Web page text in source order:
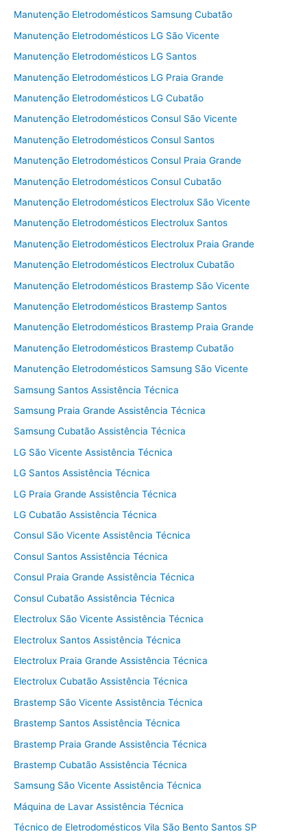
Manutenção Eletrodomésticos Samsung Cubatão
Manutenção Eletrodomésticos LG São Vicente
Manutenção Eletrodomésticos LG Santos
Manutenção Eletrodomésticos LG Praia Grande
Manutenção Eletrodomésticos LG Cubatão
Manutenção Eletrodomésticos Consul São Vicente
Manutenção Eletrodomésticos Consul Santos
Manutenção Eletrodomésticos Consul Praia Grande
Manutenção Eletrodomésticos Consul Cubatão
Manutenção Eletrodomésticos Electrolux São Vicente
Manutenção Eletrodomésticos Electrolux Santos
Manutenção Eletrodomésticos Electrolux Praia Grande
Manutenção Eletrodomésticos Electrolux Cubatão
Manutenção Eletrodomésticos Brastemp São Vicente
Manutenção Eletrodomésticos Brastemp Santos
Manutenção Eletrodomésticos Brastemp Praia Grande
Manutenção Eletrodomésticos Brastemp Cubatão
Manutenção Eletrodomésticos Samsung São Vicente
Samsung Santos Assistência Técnica
Samsung Praia Grande Assistência Técnica
Samsung Cubatão Assistência Técnica
LG São Vicente Assistência Técnica
LG Santos Assistência Técnica
LG Praia Grande Assistência Técnica
LG Cubatão Assistência Técnica
Consul São Vicente Assistência Técnica
Consul Santos Assistência Técnica
Consul Praia Grande Assistência Técnica
Consul Cubatão Assistência Técnica
Electrolux São Vicente Assistência Técnica
Electrolux Santos Assistência Técnica
Electrolux Praia Grande Assistência Técnica
Electrolux Cubatão Assistência Técnica
Brastemp São Vicente Assistência Técnica
Brastemp Santos Assistência Técnica
Brastemp Praia Grande Assistência Técnica
Brastemp Cubatão Assistência Técnica
Samsung São Vicente Assistência Técnica
Máquina de Lavar Assistência Técnica
Técnico de Eletrodomésticos Vila São Bento Santos SP